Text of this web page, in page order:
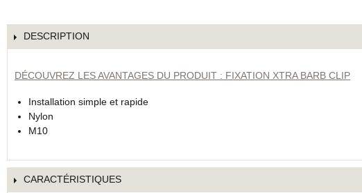
DESCRIPTION
DÉCOUVREZ LES AVANTAGES DU PRODUIT : FIXATION XTRA BARB CLIP
Installation simple et rapide
Nylon
M10
CARACTÉRISTIQUES